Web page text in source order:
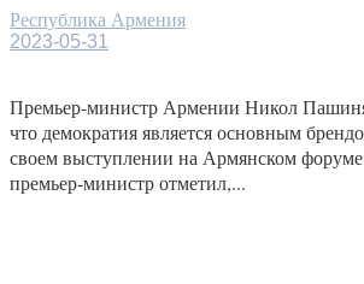
Республика Армения
2023-05-31
Премьер-министр Армении Никол
что демократия является основным
своем выступлении на Армянском
премьер-министр отметил,...